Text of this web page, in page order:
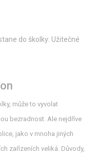
do školky: Užitečné
může to vyvolat
bezradnost. Ale nejdříve
jako v mnoha jiných
zařízeních veliká. Důvody,